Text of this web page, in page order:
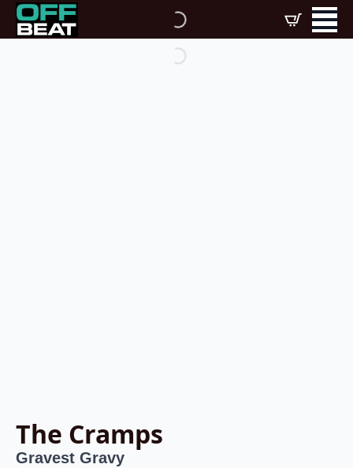
The Cramps
Gravest Gravy